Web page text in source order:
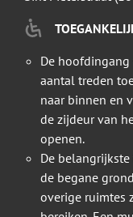
De
aantal treden
naar binnen en
de zijdeur van
openen.
De
de begane
overige ruimtes